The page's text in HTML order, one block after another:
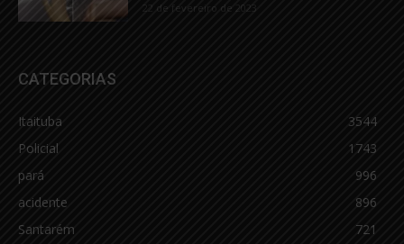
22 de fevereiro de 2023
CATEGORIAS
Itaituba
3544
Policial
1743
pará
996
acidente
896
Santarém
721